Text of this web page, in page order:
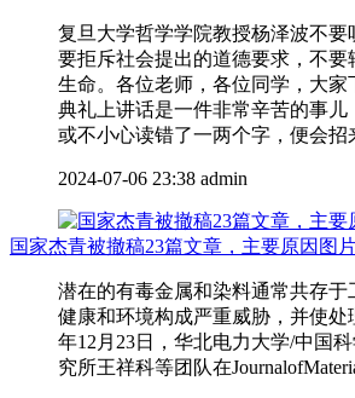
复旦大学哲学学院教授杨泽波不要
要拒斥社会提出的道德要求，不要
生命。各位老师，各位同学，大家
典礼上讲话是一件非常辛苦的事儿
或不小心读错了一两个字，便会招
2024-07-06 23:38 admin
国家杰青被撤稿23篇文章，主要原因图
潜在的有毒金属和染料通常共存于
健康和环境构成严重威胁，并使处
年12月23日，华北电力大学/中国
究所王祥科等团队在